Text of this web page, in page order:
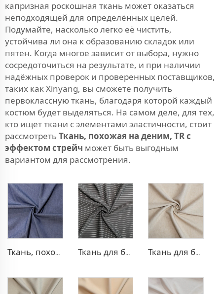
капризная роскошная ткань может оказаться
неподходящей для определённых целей.
Подумайте, насколько легко её чистить,
устойчива ли она к образованию складок или
пятен. Когда многое зависит от выбора, нужно
сосредоточиться на результате, и при наличии
надёжных проверок и проверенных поставщиков,
таких как Xinyang, вы сможете получить
первоклассную ткань, благодаря которой каждый
костюм будет выделяться. На самом деле, для тех,
кто ищет ткани с элементами эластичности, стоит
рассмотретьТкань, похожая на деним, TR с
эффектом стрейч может быть выгодным
вариантом для рассмотрения.
Ткань, похожая на деним, из полиэстера и вискозы Ткань для брюк в стиле TR Strip Ткань для блейзера TR, похожая на лен